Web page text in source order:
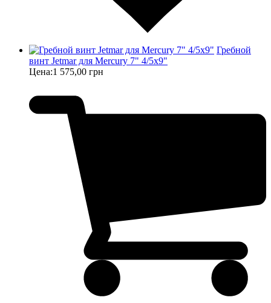
Гребной
винт Jetmar для Mercury 7" 4/5x9"
Цена:1 575,00 грн